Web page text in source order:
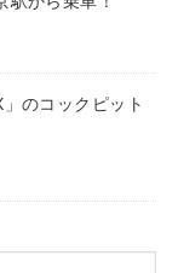
のコックピット